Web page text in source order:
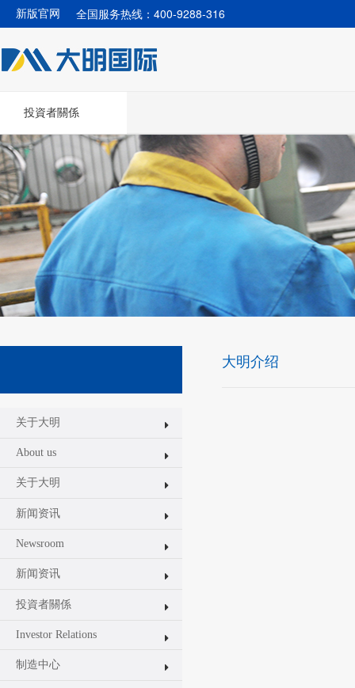
新版官网 全国服务热线：400-9288-316
投資者關係
关于大明
About us
关于大明
新闻资讯
Newsroom
新闻资讯
投資者關係
Investor Relations
制造中心
大明介绍